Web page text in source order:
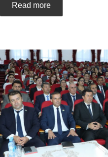
Read more